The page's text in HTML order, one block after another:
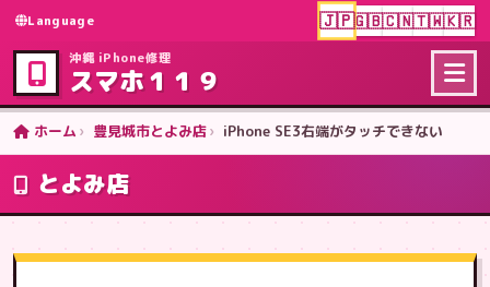
Language 🇯🇵🇬🇧🇨🇳🇹🇼🇰🇷
沖縄 iPhone修理
スマホ１１９
ホーム 豊見城市とよみ店 iPhone SE3右端がタッチできない
とよみ店